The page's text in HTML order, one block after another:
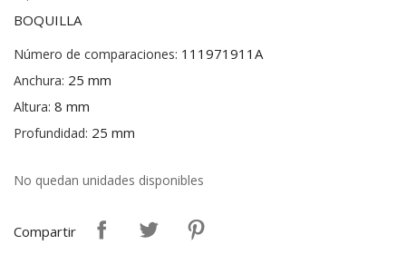
BOQUILLA
Número de comparaciones: 111971911A
Anchura: 25 mm
Altura: 8 mm
Profundidad: 25 mm
No quedan unidades disponibles
Compartir